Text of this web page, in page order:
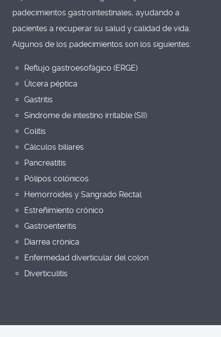
padecimientos gastrointestinales, ayudando a
pacientes a recuperar su salud y calidad de vida.
Algunos de los padecimientos son los siguientes:
Reflujo gastroesofágico (ERGE)
Úlcera péptica
Gastritis
Síndrome de intestino irritable (SII)
Colitis
Cálculos biliares
Pancreatitis
Pólipos colónicos
Hemorroides y Sangrado Rectal
Estreñimiento crónico
Gastroenteritis
Diarrea crónica
Enfermedad diverticular del colon
Diverticulitis